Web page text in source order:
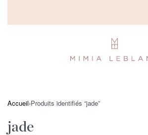
Accueil›Produits identifiés “jade”
jade